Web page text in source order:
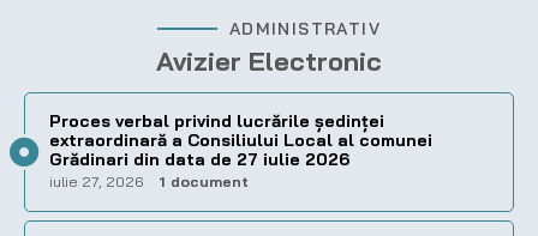
ADMINISTRATIV
Avizier Electronic
Proces verbal privind lucrările ședinței
extraordinară a Consiliului Local al comunei
Grădinari din data de 27 iulie 2026
iulie 27, 2026 1 document